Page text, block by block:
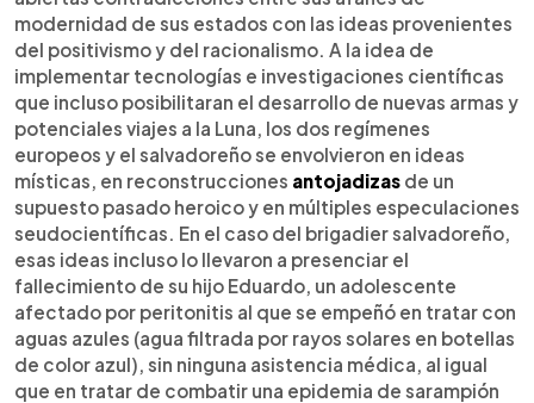
modernidad de sus estados con las ideas provenientes
del positivismo y del racionalismo. A la idea de
implementar tecnologías e investigaciones científicas
que incluso posibilitaran el desarrollo de nuevas armas y
potenciales viajes a la Luna, los dos regímenes
europeos y el salvadoreño se envolvieron en ideas
místicas, en reconstrucciones antojadizas de un
supuesto pasado heroico y en múltiples especulaciones
seudocientíficas. En el caso del brigadier salvadoreño,
esas ideas incluso lo llevaron a presenciar el
fallecimiento de su hijo Eduardo, un adolescente
afectado por peritonitis al que se empeñó en tratar con
aguas azules (agua filtrada por rayos solares en botellas
de color azul), sin ninguna asistencia médica, al igual
que en tratar de combatir una epidemia de sarampión